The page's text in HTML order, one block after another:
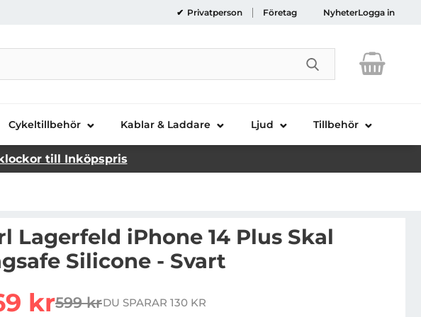
Privatperson Företag NyheterLogga in
Genomför
Cykeltillbehör Kablar & Laddare Ljud Tillbehör
till Inköpspris
Lagerfeld iPhone 14 Plus Skal
Silicone - Svart
pris
469 krtidigare pris
599 krDU SPARAR 130 KR